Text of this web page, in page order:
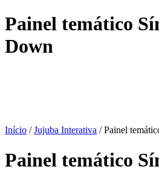
Painel temático
Down
Início /Jujuba Interativa / Painel
Painel temático